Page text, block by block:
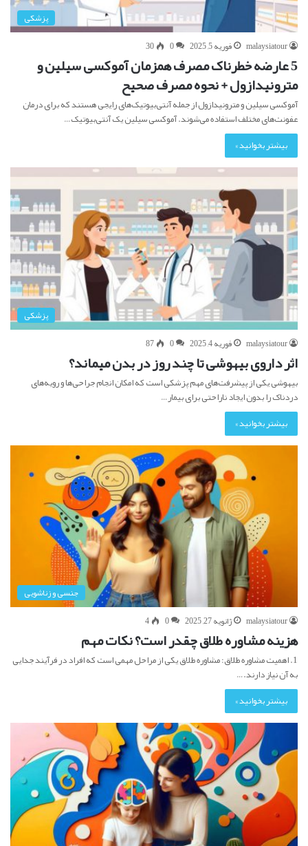
پزشکی
malaysiatour
فوریه 5, 2025 0
30
5 عارضه خطرناک مصرف همزمان آموکسی سیلین و
مترونیدازول + نحوه مصرف صحیح
آموکسی سیلین و مترونیدازول از جمله آنتی‌بیوتیک‌های رایجی هستند که برای درمان
عفونت‌های مختلف استفاده می‌شوند. آموکسی سیلین یک آنتی‌بیوتیک…
بیشتر بخوانید »
پزشکی
malaysiatour
فوریه 4, 2025 0
87
اثر داروی بیهوشی تا چند روز در بدن میماند؟
بیهوشی یکی از پیشرفت‌های مهم پزشکی است که امکان انجام جراحی‌ها و رویه‌های
دردناک را بدون ایجاد ناراحتی برای بیمار…
بیشتر بخوانید »
جنسی و زناشویی
malaysiatour
ژانویه 27, 2025 0
4
هزینه مشاوره طلاق چقدر است؟ نکات مهم
1. اهمیت مشاوره طلاق: مشاوره طلاق یکی از مراحل مهمی است که افراد در فرآیند جدایی
به آن نیاز دارند.…
بیشتر بخوانید »